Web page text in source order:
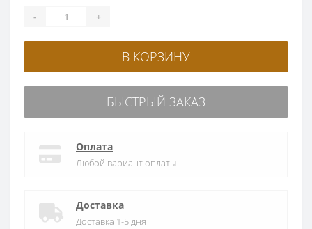
- +
В КОРЗИНУ
БЫСТРЫЙ ЗАКАЗ
Оплата
Любой вариант оплаты
Доставка
Доставка 1-5 дня